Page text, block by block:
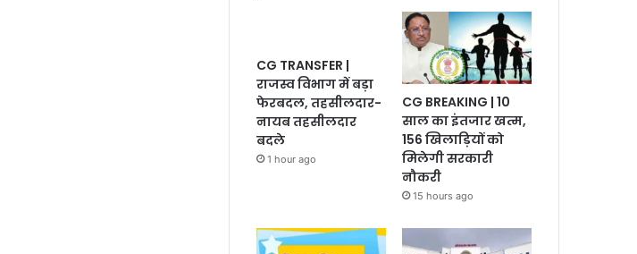
CG TRANSFER |
राजस्व विभाग में बड़ा
फेरबदल, तहसीलदार-
नायब तहसीलदार
बदले
1 hour ago
CG BREAKING | 10
साल का इंतजार खत्म,
156 खिलाड़ियों को
मिलेगी सरकारी
नौकरी
15 hours ago